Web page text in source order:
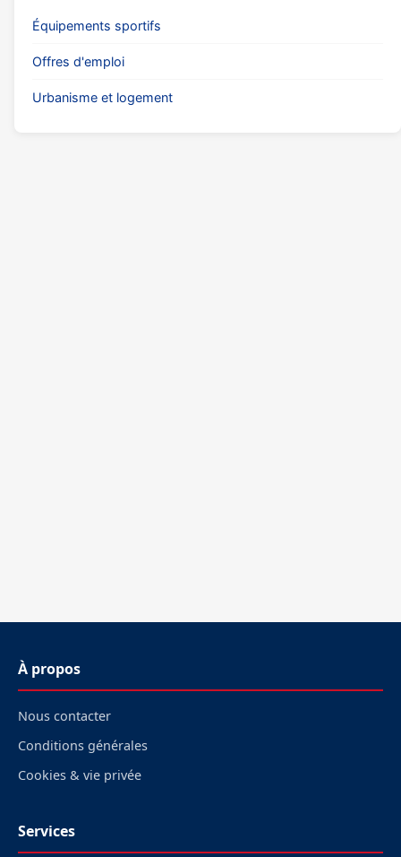
Équipements sportifs
Offres d'emploi
Urbanisme et logement
À propos
Nous contacter
Conditions générales
Cookies & vie privée
Services